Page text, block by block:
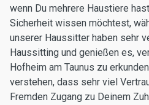
wenn Du mehrere Haustiere
Sicherheit wissen möchtest,
unserer Haussitter haben sehr
Haussitting und genießen es,
Hofheim am Taunus zu
verstehen, dass sehr viel
Fremden Zugang zu Deinem